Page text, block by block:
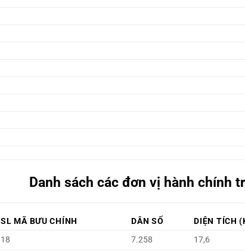
Danh sách các đơn vị hành chính
SL MÃ BƯU CHÍNH DÂN SỐ DIỆN TÍCH
18 7.258 17,6